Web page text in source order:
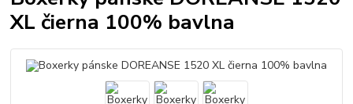
XL čierna 100% bavlna